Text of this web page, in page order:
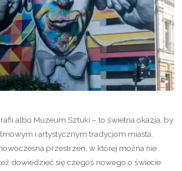
albo Muzeum Sztuki – to świetna okazja, by
i artystycznym tradycjom miasta.
przestrzeń, w której można nie
dowiedzieć się czegoś nowego o świecie